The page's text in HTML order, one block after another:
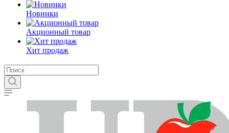
Новинки
Акционный товар
Хит продаж